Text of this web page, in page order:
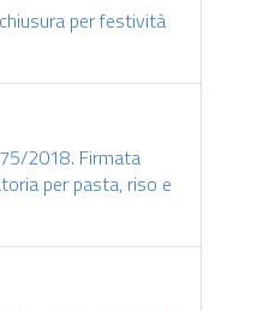
per festività
2018. Firmata
per pasta, riso e